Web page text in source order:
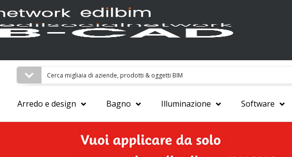
Arredo e design Bagno Illuminazione Software